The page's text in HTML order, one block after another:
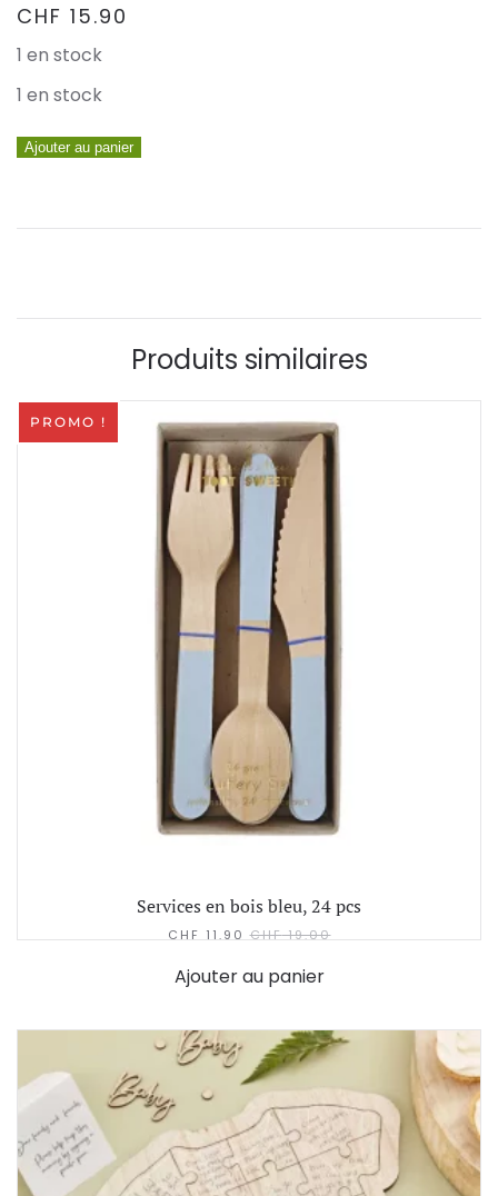
CHF 15.90
1 en stock
1 en stock
quantité
photo
Ajouter au panier
Produits similaires
PROMO !
Services en bois bleu, 24 pcs
CHF 11.90 CHF19.00
Ajouter au panier